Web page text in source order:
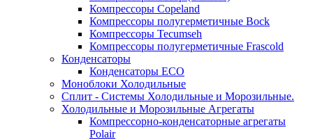
Компрессоры Copeland
Компрессоры полугерметичные Bock
Компрессоры Tecumseh
Компрессоры полугерметичные Frascold
Конденсаторы
Конденсаторы ECO
Моноблоки Холодильные
Сплит - Системы Холодильные и Морозильные.
Холодильные и Морозильные Агрегаты
Компрессорно-конденсаторные агрегаты
Polair